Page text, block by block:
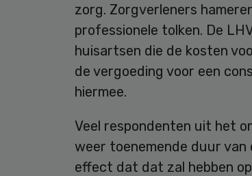
zorg. Zorgverleners
professionele tolken. De
huisartsen die de kosten
de vergoeding voor een
hiermee.
Veel respondenten uit het
weer toenemende duur
effect dat dat zal hebben